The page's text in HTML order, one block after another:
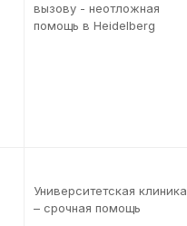
вызову - неотложная
помощь в Heidelberg
Университетская клиника
– срочная помощь